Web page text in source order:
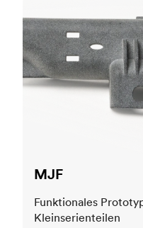
MJF
Funktionales
Kleinserienteilen